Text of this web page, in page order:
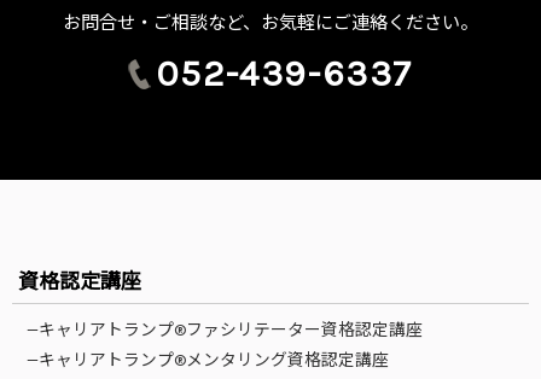
お問合せ・ご相談など、お気軽にご連絡ください。
052-439-6337
資格認定講座
—キャリアトランプ®ファシリテーター資格認定講座
—キャリアトランプ®メンタリング資格認定講座